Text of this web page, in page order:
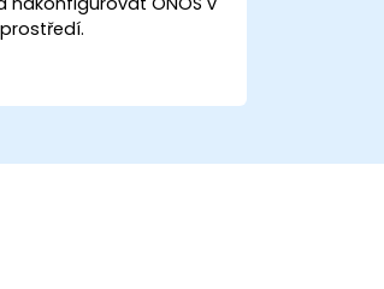
a řešit problémy